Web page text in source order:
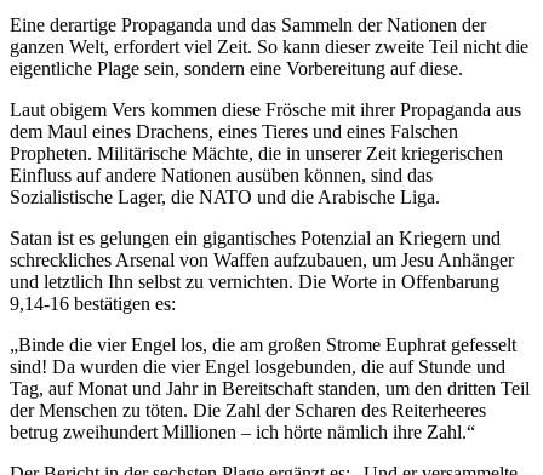
Eine derartige Propaganda und das Sammeln der Nationen der
ganzen Welt, erfordert viel Zeit. So kann dieser zweite Teil nicht die
eigentliche Plage sein, sondern eine Vorbereitung auf diese.
Laut obigem Vers kommen diese Frösche mit ihrer Propaganda aus
dem Maul eines Drachens, eines Tieres und eines Falschen
Propheten. Militärische Mächte, die in unserer Zeit kriegerischen
Einfluss auf andere Nationen ausüben können, sind das
Sozialistische Lager, die NATO und die Arabische Liga.
Satan ist es gelungen ein gigantisches Potenzial an Kriegern und
schreckliches Arsenal von Waffen aufzubauen, um Jesu Anhänger
und letztlich Ihn selbst zu vernichten. Die Worte in Offenbarung
9,14-16 bestätigen es:
„Binde die vier Engel los, die am großen Strome Euphrat gefesselt
sind! Da wurden die vier Engel losgebunden, die auf Stunde und
Tag, auf Monat und Jahr in Bereitschaft standen, um den dritten Teil
der Menschen zu töten. Die Zahl der Scharen des Reiterheeres
betrug zweihundert Millionen – ich hörte nämlich ihre Zahl.“